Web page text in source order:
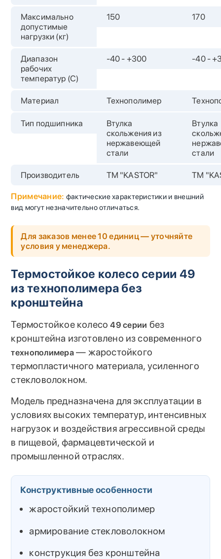
Максимально
допустимые
нагрузки (кг)
150 170
Диапазон
рабочих
температур (С)
-40 - +300 -40 -
Материал Технополимер
Тип подшипника
Втулка
скольжения из
нержавеющей
стали
Втулка
стали
Производитель TM "KASTOR" TM
Примечание: фактические характеристики и внешний
вид могут незначительно отличаться.
Для заказов менее 10 единиц — уточняйте
условия у менеджера.
Термостойкое колесо серии 49
из технополимера без
кронштейна
Термостойкое колесо49 серии без
кронштейна изготовлено из современного
технополимера — жаростойкого
термопластичного материала, усиленного
стекловолокном.
Модель предназначена для эксплуатации в
условиях высоких температур, интенсивных
нагрузок и воздействия агрессивной среды
в пищевой, фармацевтической и
промышленной отраслях.
Конструктивные особенности
жаростойкий технополимер
армирование стекловолокном
конструкция без кронштейна